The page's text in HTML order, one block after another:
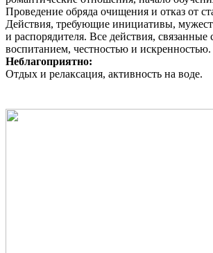
Проведение обряда очищения и отказ от
Действия, требующие инициативы,
и распорядителя. Все действия, связанные
воспитанием, честностью и искренностью.
Неблагоприятно:
Отдых и релаксация, активность на воде.